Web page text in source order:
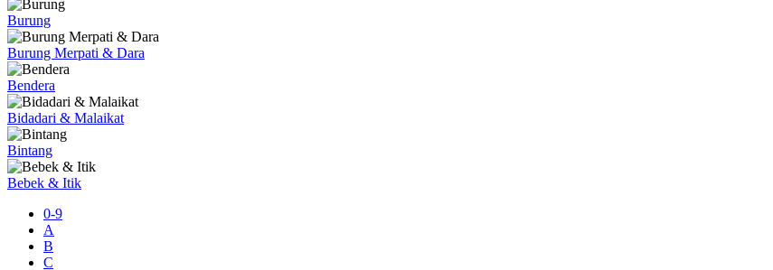
Burung
Burung Merpati & Dara
Bendera
Bidadari & Malaikat
Bintang
Bebek & Itik
0-9
A
B
C